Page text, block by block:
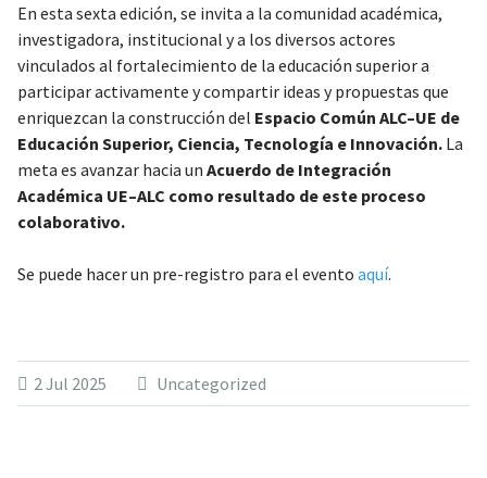
En esta sexta edición, se invita a la comunidad académica,
investigadora, institucional y a los diversos actores
vinculados al fortalecimiento de la educación superior a
participar activamente y compartir ideas y propuestas que
enriquezcan la construcción del Espacio Común ALC–UE de
Educación Superior, Ciencia, Tecnología e Innovación.La
meta es avanzar hacia un Acuerdo de Integración
Académica UE–ALC como resultado de este proceso
colaborativo.
Se puede hacer un pre-registro para el evento aquí.
2 Jul 2025 Uncategorized